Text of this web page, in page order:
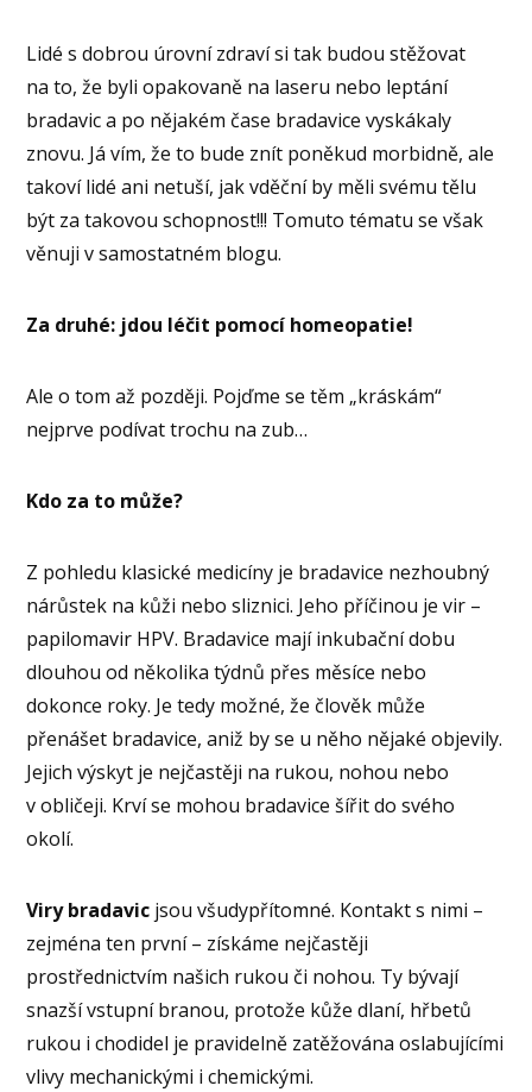
Lidé s dobrou úrovní zdraví si tak budou stěžovat
na to, že byli opakovaně na laseru nebo leptání
bradavic a po nějakém čase bradavice vyskákaly
znovu. Já vím, že to bude znít poněkud morbidně, ale
takoví lidé ani netuší, jak vděční by měli svému tělu
být za takovou schopnost!!! Tomuto tématu se však
věnuji v samostatném blogu.
Za druhé: jdou léčit pomocí homeopatie!
Ale o tom až později. Pojďme se těm „kráskám“
nejprve podívat trochu na zub…
Kdo za to může?
Z pohledu klasické medicíny je bradavice nezhoubný
nárůstek na kůži nebo sliznici. Jeho příčinou je vir –
papilomavir HPV. Bradavice mají inkubační dobu
dlouhou od několika týdnů přes měsíce nebo
dokonce roky. Je tedy možné, že člověk může
přenášet bradavice, aniž by se u něho nějaké objevily.
Jejich výskyt je nejčastěji na rukou, nohou nebo
v obličeji. Krví se mohou bradavice šířit do svého
okolí.
Viry bradavic jsou všudypřítomné. Kontakt s nimi –
zejména ten první – získáme nejčastěji
prostřednictvím našich rukou či nohou. Ty bývají
snazší vstupní branou, protože kůže dlaní, hřbetů
rukou i chodidel je pravidelně zatěžována oslabujícími
vlivy mechanickými i chemickými.